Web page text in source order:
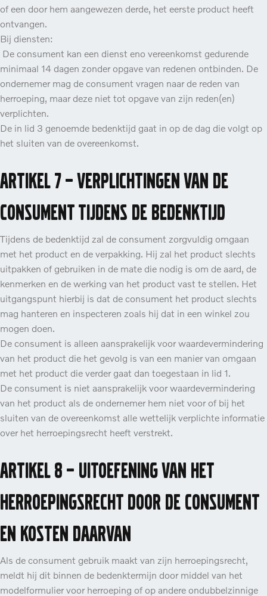
of een door hem aangewezen derde, het eerste product heeft
ontvangen.
Bij diensten:
De consument kan een dienst eno vereenkomst gedurende
minimaal 14 dagen zonder opgave van redenen ontbinden. De
ondernemer mag de consument vragen naar de reden van
herroeping, maar deze niet tot opgave van zijn reden(en)
verplichten.
De in lid 3 genoemde bedenktijd gaat in op de dag die volgt op
het sluiten van de overeenkomst.
Artikel 7 – Verplichtingen van de
consument tijdens de bedenktijd
Tijdens de bedenktijd zal de consument zorgvuldig omgaan
met het product en de verpakking. Hij zal het product slechts
uitpakken of gebruiken in de mate die nodig is om de aard, de
kenmerken en de werking van het product vast te stellen. Het
uitgangspunt hierbij is dat de consument het product slechts
mag hanteren en inspecteren zoals hij dat in een winkel zou
mogen doen.
De consument is alleen aansprakelijk voor waardevermindering
van het product die het gevolg is van een manier van omgaan
met het product die verder gaat dan toegestaan in lid 1.
De consument is niet aansprakelijk voor waardevermindering
van het product als de ondernemer hem niet voor of bij het
sluiten van de overeenkomst alle wettelijk verplichte informatie
over het herroepingsrecht heeft verstrekt.
Artikel 8 – Uitoefening van het
herroepingsrecht door de consument
en kosten daarvan
Als de consument gebruik maakt van zijn herroepingsrecht,
meldt hij dit binnen de bedenktermijn door middel van het
modelformulier voor herroeping of op andere ondubbelzinnige